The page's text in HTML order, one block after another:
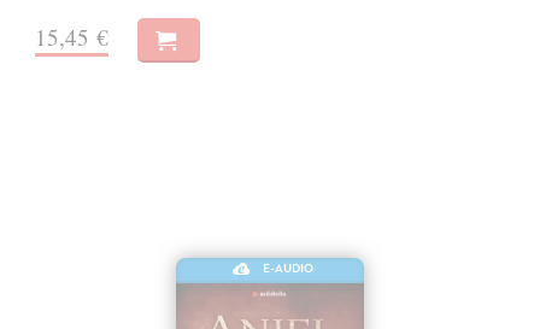
15,45 €
E-AUDIO